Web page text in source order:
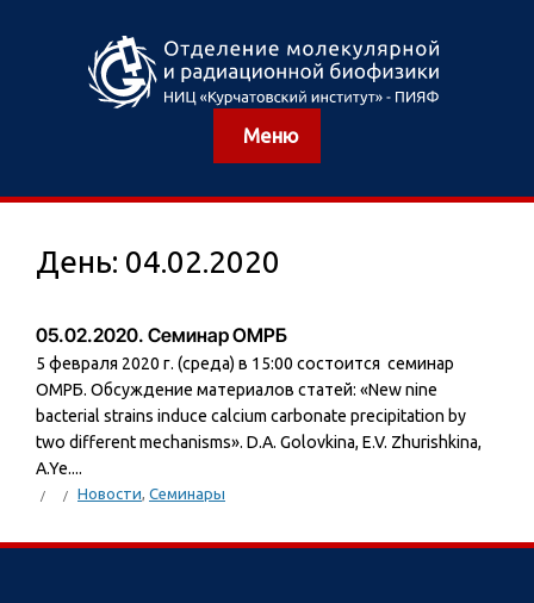
Меню
День: 04.02.2020
05.02.2020. Семинар ОМРБ
5 февраля 2020 г. (среда) в 15:00 состоится семинар
ОМРБ. Обсуждение материалов статей: «New nine
bacterial strains induce calcium carbonate precipitation by
two different mechanisms». D.A. Golovkina, E.V. Zhurishkina,
A.Ye....
Новости, Семинары